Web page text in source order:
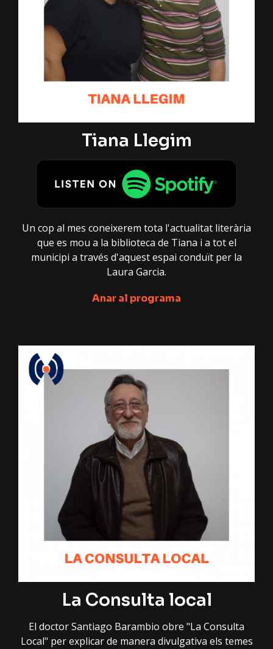
Tiana Llegim
Un cop al mes coneixerem tota l'actualitat literària
que es mou a la biblioteca de Tiana i a tot el
municipi a través d'aquest espai conduït per la
Laura Garcia.
Anar al programa
La Consulta local
El doctor Santiago Barambio obre "La Consulta
Local" per explicar de manera divulgativa els temes